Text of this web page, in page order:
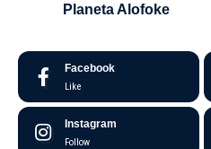
Planeta Alofoke
Facebook
Like
Instagram
Follow